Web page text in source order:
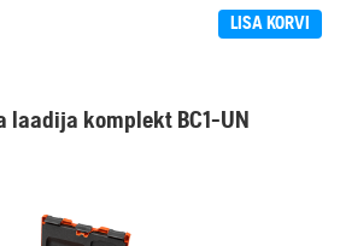
LISA KORVI
laadija komplekt BC1-UN